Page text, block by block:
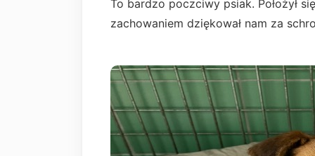
To bardzo poczciwy psiak. Położył
zachowaniem dziękował nam za